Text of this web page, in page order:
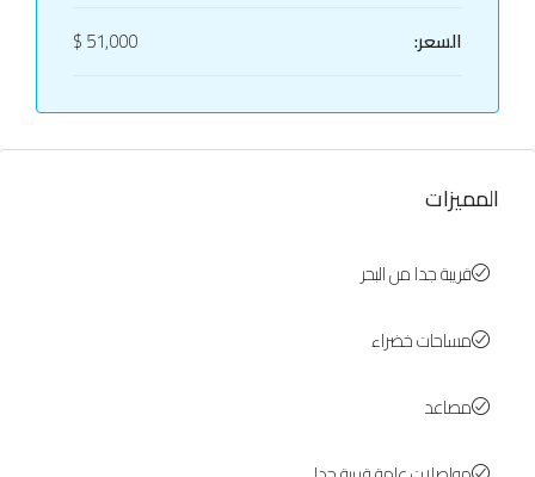
السعر:
51,000 $
المميزات
قريبة جدا من البحر
مساحات خضراء
مصاعد